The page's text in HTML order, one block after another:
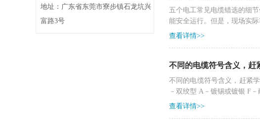
地址：广东省东莞市寮步镇石龙坑兴
富路3号
五个电工常见电缆错选的细
能安全运行。但是，现场实
查看详情>>
不同的电缆符号含义，赶
不同的电缆符号含义，赶紧
－双绞型 A－镀锡或镀银 F－
查看详情>>